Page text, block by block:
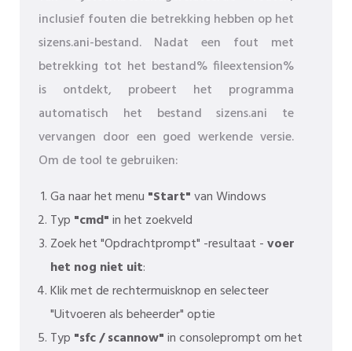
inclusief fouten die betrekking hebben op het
sizens.ani-bestand. Nadat een fout met
betrekking tot het bestand% fileextension%
is ontdekt, probeert het programma
automatisch het bestand sizens.ani te
vervangen door een goed werkende versie.
Om de tool te gebruiken:
Ga naar het menu "Start"van Windows
Typ "cmd"in het zoekveld
Zoek het "Opdrachtprompt" -resultaat -voer
het nog niet uit:
Klik met de rechtermuisknop en selecteer
"Uitvoeren als beheerder" optie
Typ "sfc / scannow"in consoleprompt om het